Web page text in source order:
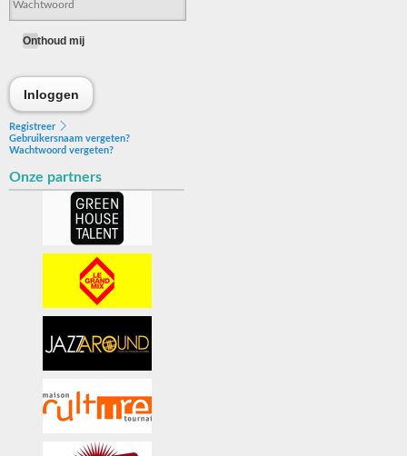
Onthoud mij
Inloggen
Registreer
Gebruikersnaam vergeten?
Wachtwoord vergeten?
Onze partners